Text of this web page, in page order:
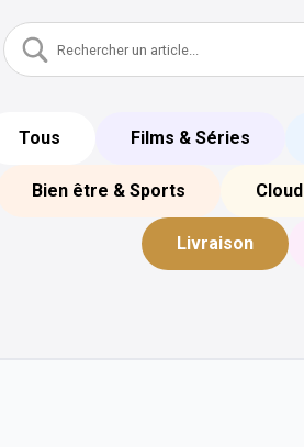
Tous Films & Séries
Bien être & Sports Cloud
Livraison